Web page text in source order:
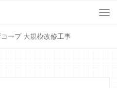
ープ 大規模改修工事